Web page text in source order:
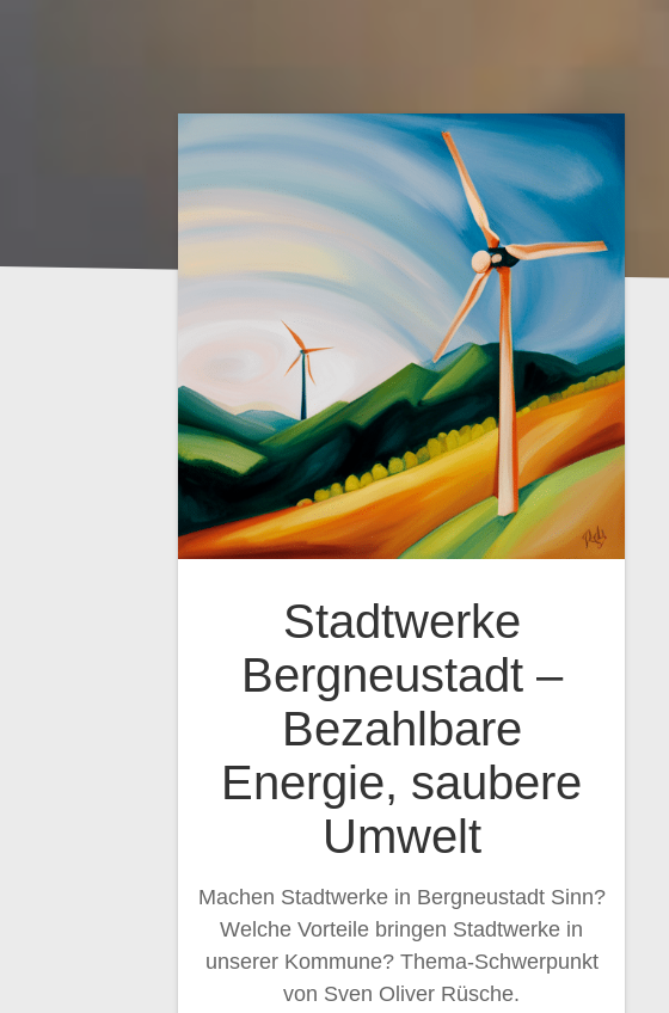
Stadtwerke
Bergneustadt –
Bezahlbare
Energie, saubere
Umwelt
Machen Stadtwerke in Bergneustadt Sinn?
Welche Vorteile bringen Stadtwerke in
unserer Kommune? Thema-Schwerpunkt
von Sven Oliver Rüsche.